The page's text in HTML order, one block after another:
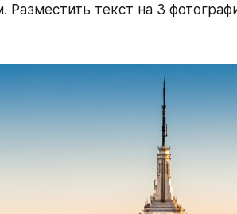
Разместить текст на 3